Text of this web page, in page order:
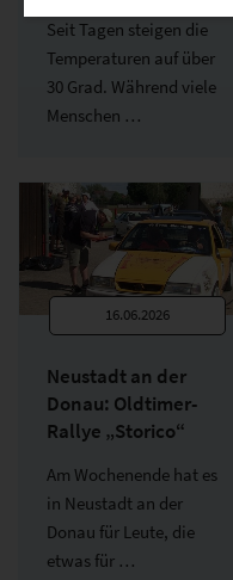
Seit Tagen steigen die
Temperaturen auf über
30 Grad. Während viele
Menschen …
Neustadt an der
Donau: Oldtimer-
Rallye „Storico“
Am Wochenende hat es
in Neustadt an der
Donau für Leute, die
etwas für …
16.06.2026